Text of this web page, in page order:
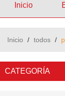
Inicio
Inicio / todos /
CATEGORÍA